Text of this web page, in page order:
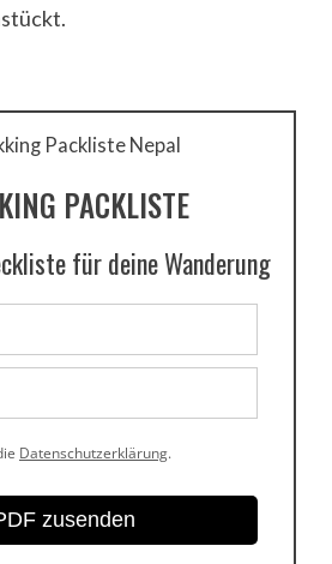
PACKLISTE
für deine Wanderung
Datenschutzerklärung.
zusenden